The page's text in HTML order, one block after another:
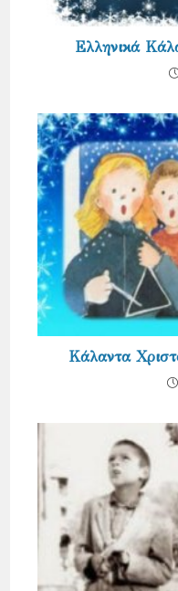
Ελληνικά
Κάλαντα